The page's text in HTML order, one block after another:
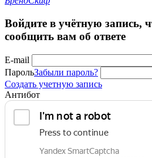
Войдите в учётную запись,
сообщить вам об ответе
E-mail
ПарольЗабыли пароль?
Создать учетную запись
Антибот